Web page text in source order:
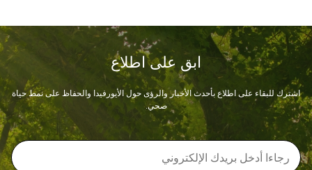
ابق على اطلاع
اشترك للبقاء على اطلاع بأحدث الأخبار والرؤى حول الأيورفيدا والحفاظ على نمط حياة
صحي.